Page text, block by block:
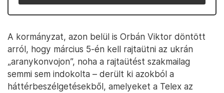
A kormányzat, azon belül is Orbán Viktor döntött
arról, hogy március 5-én kell rajtaütni az ukrán
„aranykonvojon”, noha a rajtaütést szakmailag
semmi sem indokolta – derült ki azokból a
háttérbeszélgetésekből, amelyeket a Telex az